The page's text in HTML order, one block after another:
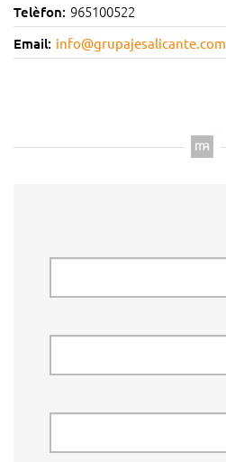
Telèfon: 965100522
Email: info@grupajesalicante.com